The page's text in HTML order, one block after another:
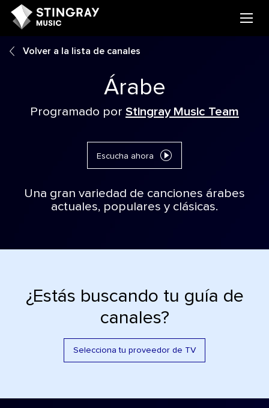
Volver a la lista de canales
Árabe
Programado por Stingray Music Team
Escucha ahora
Una gran variedad de canciones árabes
actuales, populares y clásicas.
¿Estás buscando tu guía de
canales?
Selecciona tu proveedor de TV